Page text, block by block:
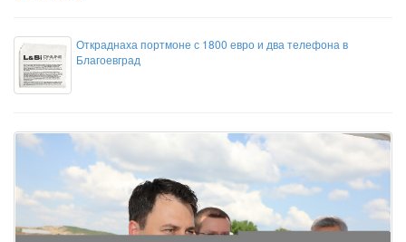
Откраднаха портмоне с 1800 евро и два телефона в
Благоевград